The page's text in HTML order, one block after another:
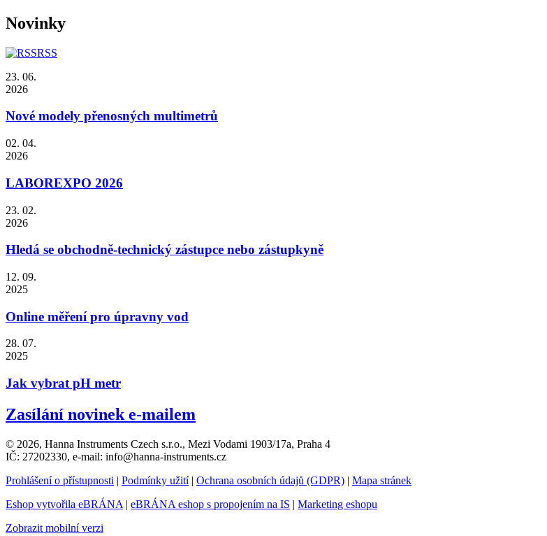
Novinky
RSS
23. 06.
2026
Nové modely přenosných multimetrů
02. 04.
2026
LABOREXPO 2026
23. 02.
2026
Hledá se obchodně-technický zástupce nebo zástupkyně
12. 09.
2025
Online měření pro úpravny vod
28. 07.
2025
Jak vybrat pH metr
Zasílání novinek e-mailem
© 2026, Hanna Instruments Czech s.r.o., Mezi Vodami 1903/17a, Praha 4
IČ: 27202330, e-mail: info@hanna-instruments.cz
Prohlášení o přístupnosti | Podmínky užití| Ochrana osobních údajů (GDPR) | Mapa stránek
Eshop vytvořila eBRÁNA | eBRÁNA eshop s propojením na IS | Marketing eshopu
Zobrazit mobilní verzi